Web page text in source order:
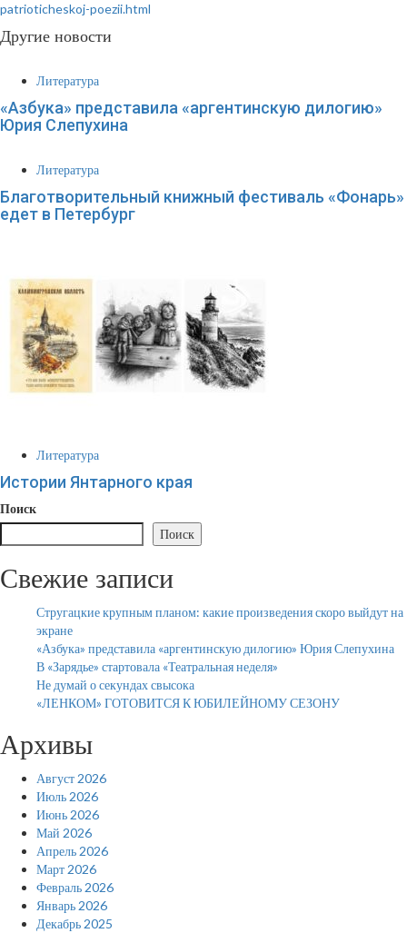
patrioticheskoj-poezii.html
Другие новости
Литература
«Азбука» представила «аргентинскую дилогию»
Юрия Слепухина
Литература
Благотворительный книжный фестиваль «Фонарь»
едет в Петербург
Литература
Истории Янтарного края
Поиск
Поиск
Свежие записи
Стругацкие крупным планом: какие произведения скоро выйдут на
экране
«Азбука» представила «аргентинскую дилогию» Юрия Слепухина
В «Зарядье» стартовала «Театральная неделя»
Не думай о секундах свысока
«ЛЕНКОМ» ГОТОВИТСЯ К ЮБИЛЕЙНОМУ СЕЗОНУ
Архивы
Август 2026
Июль 2026
Июнь 2026
Май 2026
Апрель 2026
Март 2026
Февраль 2026
Январь 2026
Декабрь 2025